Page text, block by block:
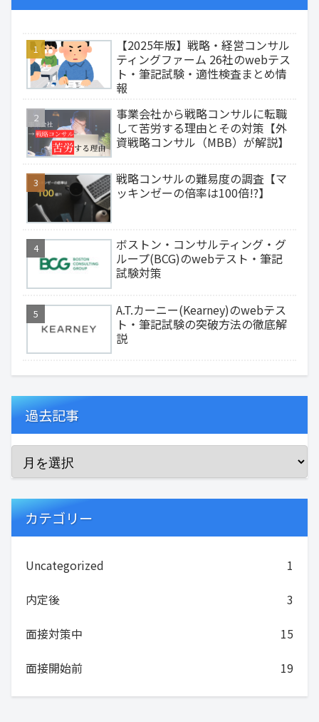
【2025年版】戦略・経営コンサル
ティングファーム 26社のwebテス
ト・筆記試験・適性検査まとめ情
報
事業会社から戦略コンサルに転職
して苦労する理由とその対策【外
資戦略コンサル（MBB）が解説】
戦略コンサルの難易度の調査【マ
ッキンゼーの倍率は100倍!?】
ボストン・コンサルティング・グ
ループ(BCG)のwebテスト・筆記
試験対策
A.T.カーニー(Kearney)のwebテス
ト・筆記試験の突破方法の徹底解
説
過去記事
カテゴリー
Uncategorized
1
内定後
3
面接対策中
15
面接開始前
19